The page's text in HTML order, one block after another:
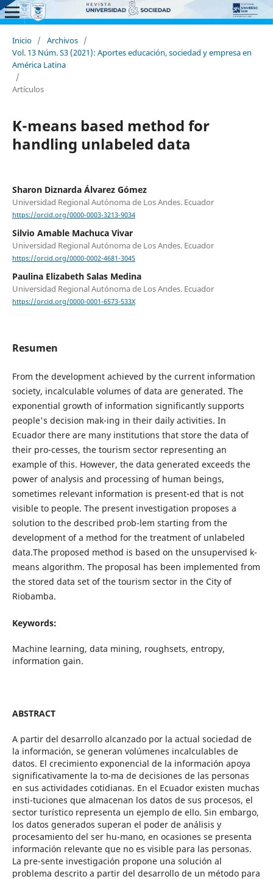
Inicio / Archivos /
Vol. 13 Núm. S3 (2021): Aportes educación, sociedad y empresa en
América Latina
/
Artículos
K-means based method for
handling unlabeled data
Sharon Diznarda Álvarez Gómez
Universidad Regional Autónoma de Los Andes. Ecuador
https://orcid.org/0000-0003-3213-9034
Silvio Amable Machuca Vivar
Universidad Regional Autónoma de Los Andes. Ecuador
https://orcid.org/0000-0002-4681-3045
Paulina Elizabeth Salas Medina
Universidad Regional Autónoma de Los Andes. Ecuador
https://orcid.org/0000-0001-6573-533X
Resumen
From the development achieved by the current information
society, incalculable volumes of data are generated. The
exponential growth of information significantly supports
people's decision mak-ing in their daily activities. In
Ecuador there are many institutions that store the data of
their pro-cesses, the tourism sector representing an
example of this. However, the data generated exceeds the
power of analysis and processing of human beings,
sometimes relevant information is present-ed that is not
visible to people. The present investigation proposes a
solution to the described prob-lem starting from the
development of a method for the treatment of unlabeled
data.The proposed method is based on the unsupervised k-
means algorithm. The proposal has been implemented from
the stored data set of the tourism sector in the City of
Riobamba.
Keywords:
Machine learning, data mining, roughsets, entropy,
information gain.
ABSTRACT
A partir del desarrollo alcanzado por la actual sociedad de
la información, se generan volúmenes incalculables de
datos. El crecimiento exponencial de la información apoya
significativamente la to-ma de decisiones de las personas
en sus actividades cotidianas. En el Ecuador existen muchas
insti-tuciones que almacenan los datos de sus procesos, el
sector turístico representa un ejemplo de ello. Sin embargo,
los datos generados superan el poder de análisis y
procesamiento del ser hu-mano, en ocasiones se presenta
información relevante que no es visible para las personas.
La pre-sente investigación propone una solución al
problema descrito a partir del desarrollo de un método para